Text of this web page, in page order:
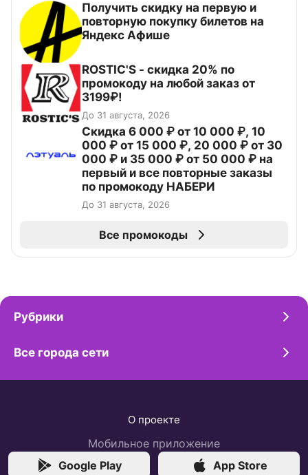
Получить скидку на первую и
повторную покупку билетов на
Яндекс Афише
ROSTIC'S - скидка 20% по
промокоду на любой заказ от
3199₽!
До 31 августа, 2026
Скидка 6 000 ₽ от 10 000 ₽, 10
000 ₽ от 15 000 ₽, 20 000 ₽ от 30
000 ₽ и 35 000 ₽ от 50 000 ₽ на
первый и все повторные заказы
по промокоду НАБЕРИ
До 31 августа, 2026
Все промокоды
Рубрики
Все города сети
О проекте
Мобильное приложение
Google Play
App Store